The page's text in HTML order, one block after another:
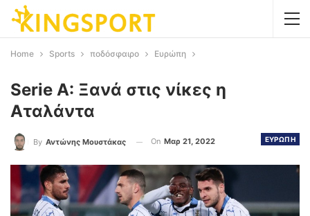
Home Sports ποδόσφαιρο Ευρώπη
Serie A: Ξανά στις νίκες η
Αταλάντα
ΕΥΡΩΠΗ
By Αντώνης Μουστάκας On Μαρ 21, 2022